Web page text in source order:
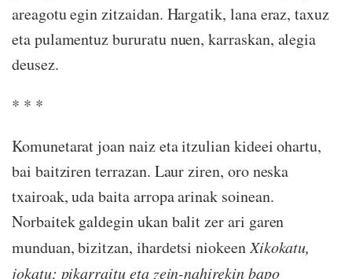
areagotu egin zitzaidan. Hargatik, lana eraz, taxuz
eta pulamentuz bururatu nuen, karraskan, alegia
deusez.
* * *
Komunetarat joan naiz eta itzulian kideei ohartu,
bai baitziren terrazan. Laur ziren, oro neska
txairoak, uda baita arropa arinak soinean.
Norbaitek galdegin ukan balit zer ari garen
munduan, bizitzan, ihardetsi niokeenXikokatu,
jokatu; pikarraitu eta zein-nahirekin bapo